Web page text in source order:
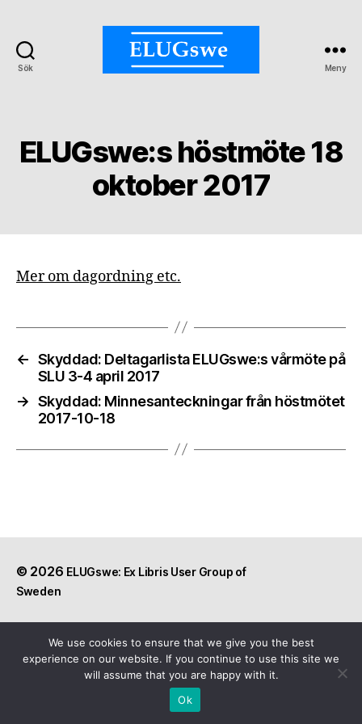
Sök
Group
Sweden
Meny
ELUGswe:s höstmöte 18
oktober 2017
Mer om dagordning etc.
← Skyddad: Deltagarlista ELUGswe:s vårmöte på
SLU 3-4 april 2017
→ Skyddad: Minnesanteckningar från höstmötet
2017-10-18
© 2026 ELUGswe: Ex Libris User Group of
Sweden
We use cookies to ensure that we give you the best
experience on our website. If you continue to use this site we
will assume that you are happy with it.
Ok